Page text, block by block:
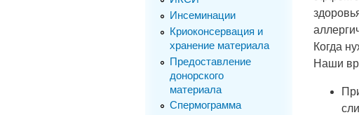
Инсеминации
Криоконсервация и
хранение материала
Предоставление
донорского
материала
Спермограмма
Когда
Наши